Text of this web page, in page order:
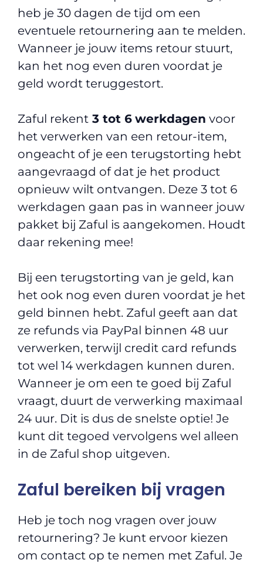
heb je 30 dagen de tijd om een
eventuele retournering aan te melden.
Wanneer je jouw items retour stuurt,
kan het nog even duren voordat je
geld wordt teruggestort.
Zaful rekent 3 tot 6 werkdagen voor
het verwerken van een retour-item,
ongeacht of je een terugstorting hebt
aangevraagd of dat je het product
opnieuw wilt ontvangen. Deze 3 tot 6
werkdagen gaan pas in wanneer jouw
pakket bij Zaful is aangekomen. Houdt
daar rekening mee!
Bij een terugstorting van je geld, kan
het ook nog even duren voordat je het
geld binnen hebt. Zaful geeft aan dat
ze refunds via PayPal binnen 48 uur
verwerken, terwijl credit card refunds
tot wel 14 werkdagen kunnen duren.
Wanneer je om een te goed bij Zaful
vraagt, duurt de verwerking maximaal
24 uur. Dit is dus de snelste optie! Je
kunt dit tegoed vervolgens wel alleen
in de Zaful shop uitgeven.
Zaful bereiken bij vragen
Heb je toch nog vragen over jouw
retournering? Je kunt ervoor kiezen
om contact op te nemen met Zaful. Je